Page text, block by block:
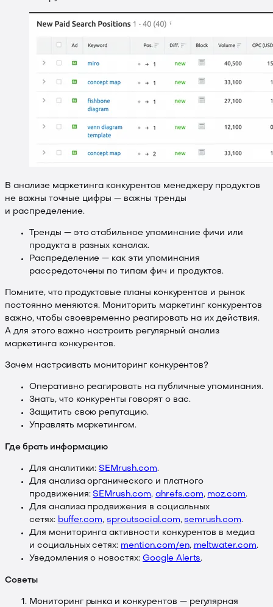
В анализе маркетинга конкурентов менеджеру продуктов
не важны точные цифры — важны тренды
и распределение.
Тренды — это стабильное упоминание фичи или
продукта в разных каналах.
Распределение — как эти упоминания
рассредоточены по типам фич и продуктов.
Помните, что продуктовые планы конкурентов и рынок
постоянно меняются. Мониторить маркетинг конкурентов
важно, чтобы своевременно реагировать на их действия.
А для этого важно настроить регулярный анализ
маркетинга конкурентов.
Зачем настраивать мониторинг конкурентов?
Оперативно реагировать на публичные упоминания.
Знать, что конкуренты говорят о вас.
Защитить свою репутацию.
Управлять маркетингом.
Где брать информацию
Для аналитики: SEMrush.com.
Для анализа органического и платного
продвижения: SEMrush.com, ahrefs.com, moz.com.
Для анализа продвижения в социальных
сетях: buffer.com, sproutsocial.com, semrush.com.
Для мониторинга активности конкурентов в медиа
и социальных сетях: mention.com/en, meltwater.com.
Уведомления о новостях: Google Alerts.
Советы
Мониторинг рынка и конкурентов — регулярная